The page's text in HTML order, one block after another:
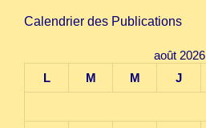
Calendrier des Publications
août 2026
L
M M J